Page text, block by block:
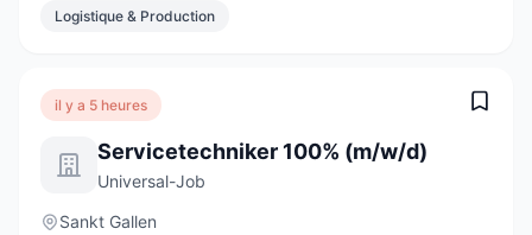
Logistique & Production
il y a 5 heures
Servicetechniker 100% (m/w/d)
Universal-Job
Sankt Gallen